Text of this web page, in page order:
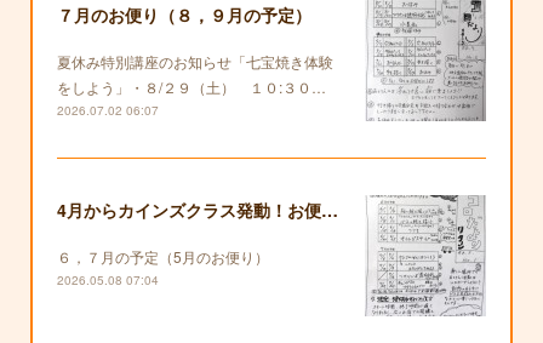
７月のお便り（８，９月の予定）
夏休み特別講座のお知らせ「七宝焼き体験
をしよう」・８/２９（土） １０:３０…
2026.07.02 06:07
4月からカインズクラス発動！お便りも復活します！
６，７月の予定（5月のお便り）
2026.05.08 07:04